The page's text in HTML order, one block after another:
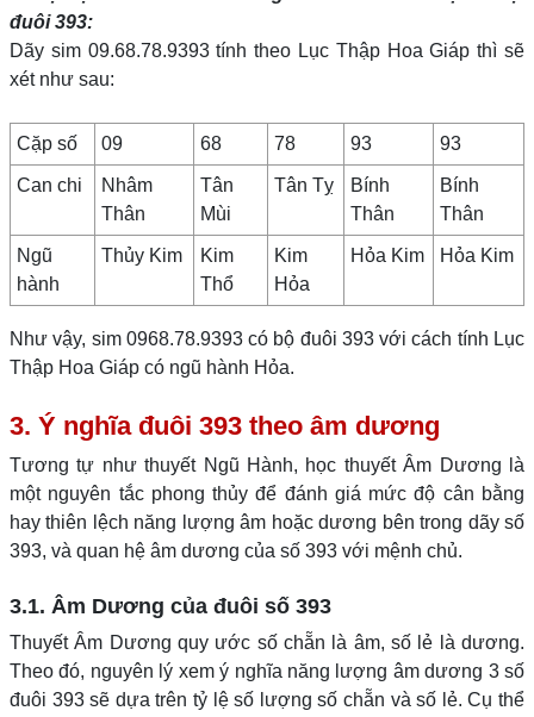
đuôi 393:
Dãy sim 09.68.78.9393 tính theo Lục Thập Hoa Giáp thì sẽ
xét như sau:
Cặp số 09 68 78 93 93
Can chi
Nhâm
Thân
Tân
Mùi
Tân Tỵ
Bính
Thân
Bính
Thân
Ngũ
hành
Thủy Kim
Kim
Thổ
Kim
Hỏa
Hỏa Kim Hỏa Kim
Như vậy, sim 0968.78.9393 có bộ đuôi 393 với cách tính Lục
Thập Hoa Giáp có ngũ hành Hỏa.
3. Ý nghĩa đuôi 393 theo âm dương
Tương tự như thuyết Ngũ Hành, học thuyết Âm Dương là
một nguyên tắc phong thủy để đánh giá mức độ cân bằng
hay thiên lệch năng lượng âm hoặc dương bên trong dãy số
393, và quan hệ âm dương của số 393 với mệnh chủ.
3.1. Âm Dương của đuôi số 393
Thuyết Âm Dương quy ước số chẵn là âm, số lẻ là dương.
Theo đó, nguyên lý xem ý nghĩa năng lượng âm dương 3 số
đuôi 393 sẽ dựa trên tỷ lệ số lượng số chẵn và số lẻ. Cụ thể